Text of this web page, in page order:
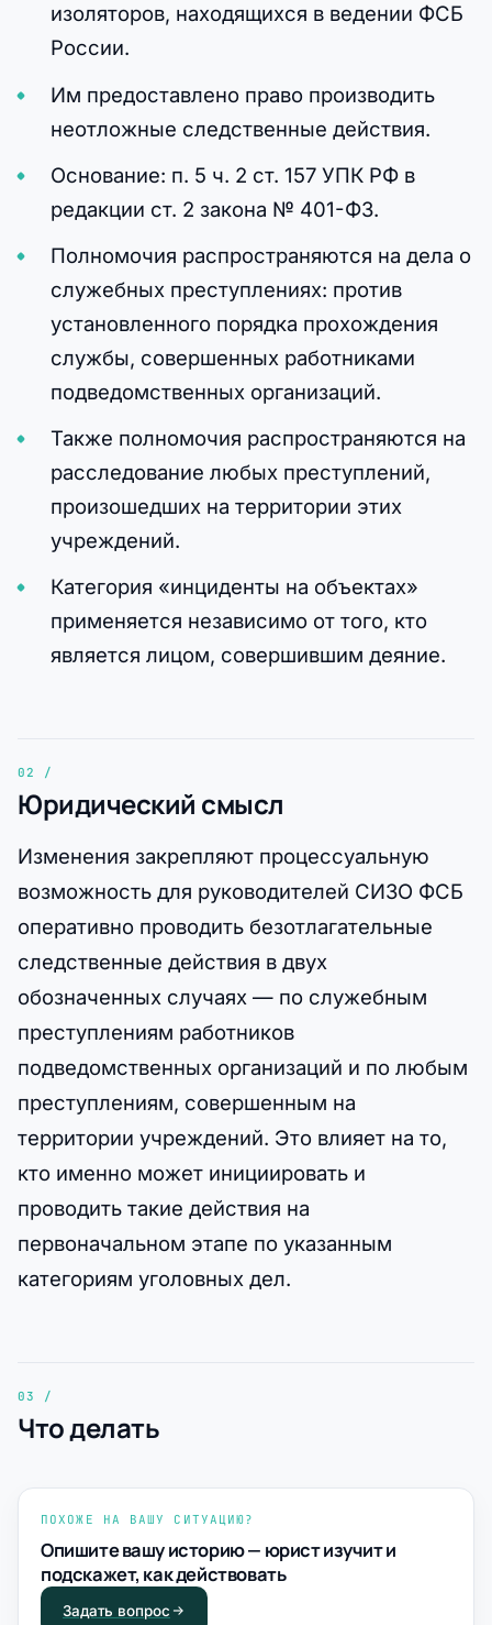
изоляторов, находящихся в ведении ФСБ
России.
Им предоставлено право производить
неотложные следственные действия.
Основание: п. 5 ч. 2 ст. 157 УПК РФ в
редакции ст. 2 закона № 401-ФЗ.
Полномочия распространяются на дела о
служебных преступлениях: против
установленного порядка прохождения
службы, совершенных работниками
подведомственных организаций.
Также полномочия распространяются на
расследование любых преступлений,
произошедших на территории этих
учреждений.
Категория «инциденты на объектах»
применяется независимо от того, кто
является лицом, совершившим деяние.
Юридический смысл
Изменения закрепляют процессуальную
возможность для руководителей СИЗО ФСБ
оперативно проводить безотлагательные
следственные действия в двух
обозначенных случаях — по служебным
преступлениям работников
подведомственных организаций и по любым
преступлениям, совершенным на
территории учреждений. Это влияет на то,
кто именно может инициировать и
проводить такие действия на
первоначальном этапе по указанным
категориям уголовных дел.
Что делать
ПОХОЖЕ НА ВАШУ СИТУАЦИЮ?
Опишите вашу историю — юрист изучит и
подскажет, как действовать
Задать вопрос